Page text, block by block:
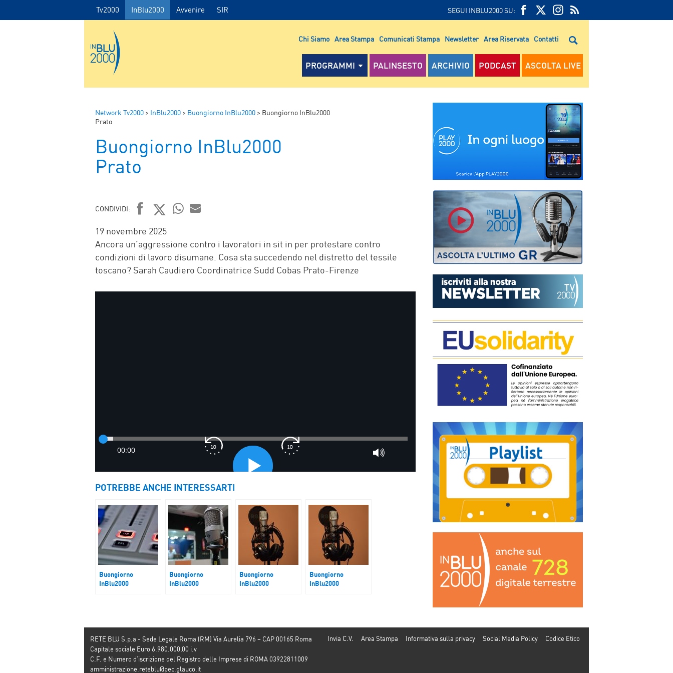
Tv2000 InBlu2000 Avvenire SIR SEGUI INBLU2000 SU:
FEED
RSS
RSS
Chi Siamo Area Stampa Comunicati Stampa Newsletter Area Riservata Contatti
PROGRAMMI PALINSESTO ARCHIVIO PODCAST ASCOLTA LIVE
Network Tv2000 > InBlu2000 > Buongiorno InBlu2000 > Buongiorno InBlu2000
Prato
Buongiorno InBlu2000
Prato
CONDIVIDI:
FACEBOOK
TWITTER
19 novembre 2025
Ancora un’aggressione contro i lavoratori in sit in per protestare contro
condizioni di lavoro disumane. Cosa sta succedendo nel distretto del tessile
toscano? Sarah Caudiero Coordinatrice Sudd Cobas Prato-Firenze
POTREBBE ANCHE INTERESSARTI
Buongiorno
InBlu2000
Buongiorno
InBlu2000
Buongiorno
InBlu2000
Buongiorno
InBlu2000
Invia C.V. Area Stampa Informativa sulla privacy Social Media Policy Codice Etico
RETE BLU S.p.a - Sede Legale Roma (RM) Via Aurelia 796 – CAP 00165 Roma
Capitale sociale Euro 6.980.000,00 i.v
C.F. e Numero d’iscrizione del Registro delle Imprese di ROMA 03922811009
amministrazione.reteblu@pec.glauco.it